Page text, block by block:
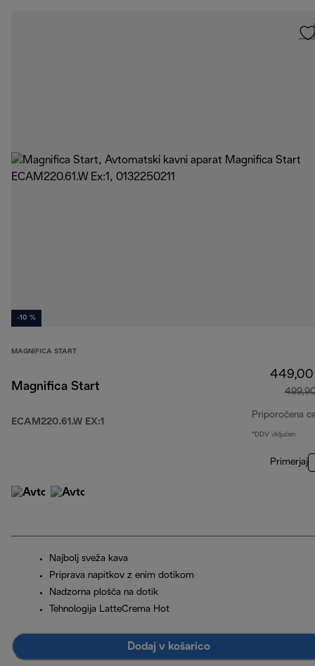
-10 %
MAGNIFICA START
Magnifica Start
ECAM220.61.W EX:1
Priporočena
*DDV vključen
Primerjaj
Najbolj sveža kava
Priprava napitkov z enim dotikom
Nadzorna plošča na dotik
Tehnologija LatteCrema Hot
Dodaj v košarico